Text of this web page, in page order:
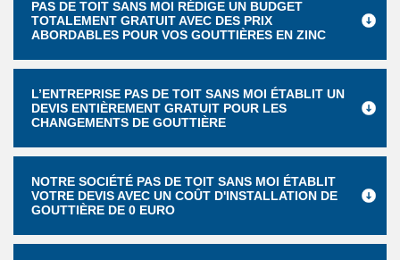
PAS DE TOIT SANS MOI RÉDIGE UN BUDGET
TOTALEMENT GRATUIT AVEC DES PRIX
ABORDABLES POUR VOS GOUTTIÈRES EN ZINC
L’ENTREPRISE PAS DE TOIT SANS MOI ÉTABLIT UN
DEVIS ENTIÈREMENT GRATUIT POUR LES
CHANGEMENTS DE GOUTTIÈRE
NOTRE SOCIÉTÉ PAS DE TOIT SANS MOI ÉTABLIT
VOTRE DEVIS AVEC UN COÛT D'INSTALLATION DE
GOUTTIÈRE DE 0 EURO